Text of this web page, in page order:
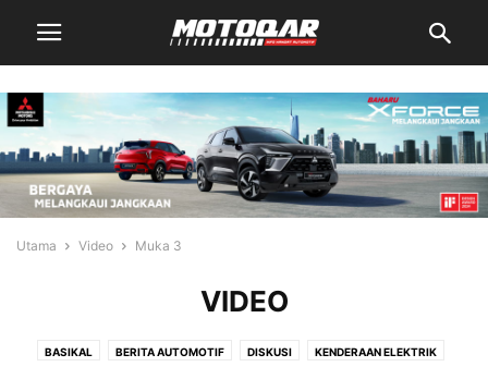
Utama Video Muka 3
VIDEO
BASIKAL BERITA AUTOMOTIF DISKUSI KENDERAAN ELEKTRIK